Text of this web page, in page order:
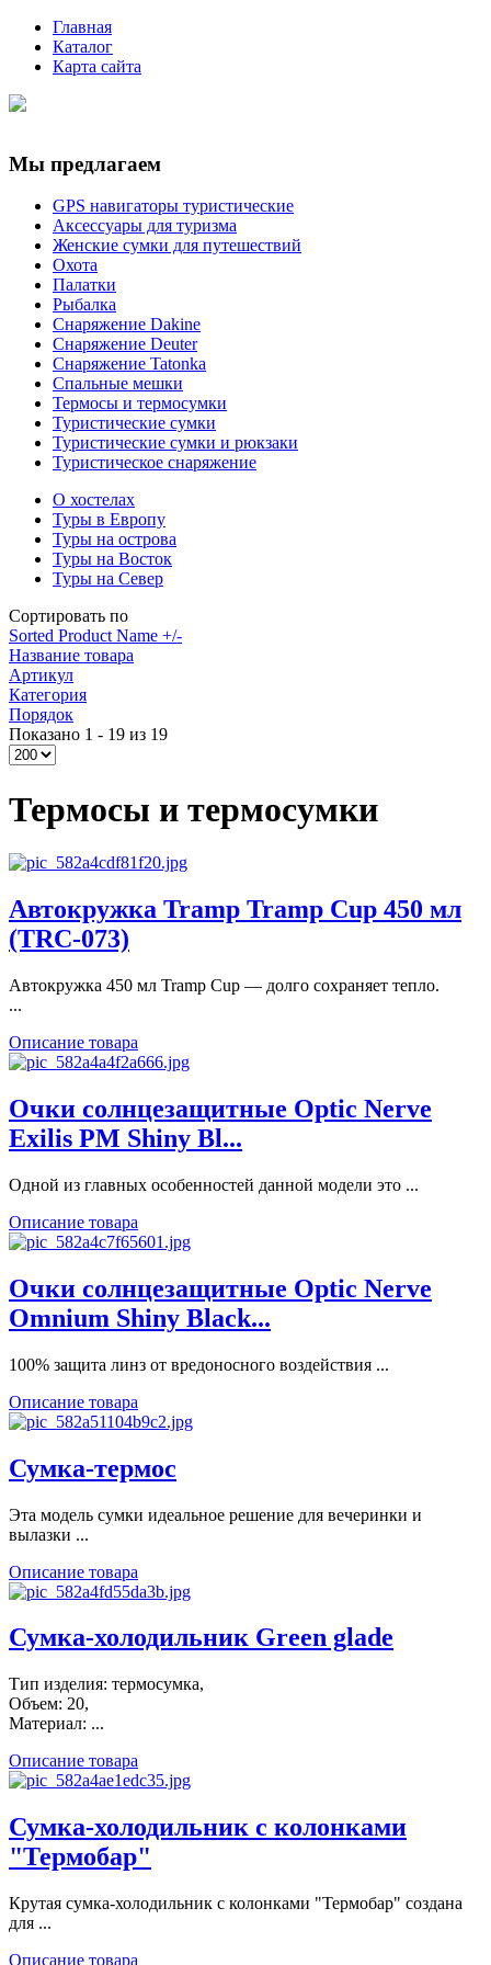
Главная
Каталог
Карта сайта
Мы предлагаем
GPS навигаторы туристические
Аксессуары для туризма
Женские сумки для путешествий
Охота
Палатки
Рыбалка
Снаряжение Dakine
Снаряжение Deuter
Снаряжение Tatonka
Спальные мешки
Термосы и термосумки
Туристические сумки
Туристические сумки и рюкзаки
Туристическое снаряжение
О хостелах
Туры в Европу
Туры на острова
Туры на Восток
Туры на Север
Сортировать по
Sorted Product Name +/-
Название товара
Артикул
Категория
Порядок
Показано 1 - 19 из 19
Термосы и термосумки
Автокружка Tramp Tramp Cup 450 мл
(TRC-073)
Автокружка 450 мл Tramp Cup — долго сохраняет тепло.
...
Описание товара
Очки солнцезащитные Optic Nerve
Exilis PM Shiny Bl...
Одной из главных особенностей данной модели это ...
Описание товара
Очки солнцезащитные Optic Nerve
Omnium Shiny Black...
100% защита линз от вредоносного воздействия ...
Описание товара
Сумка-термос
Эта модель сумки идеальное решение для вечеринки и
вылазки ...
Описание товара
Сумка-холодильник Green glade
Тип изделия: термосумка,
Объем: 20,
Материал: ...
Описание товара
Сумка-холодильник с колонками
"Термобар"
Крутая сумка-холодильник с колонками "Термобар" создана
для ...
Описание товара